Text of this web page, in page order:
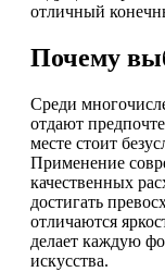
отличный
Почему
Среди
отдают
месте стоит
Применение
качественных
достигать
отличаются
делает каждую
искусства.